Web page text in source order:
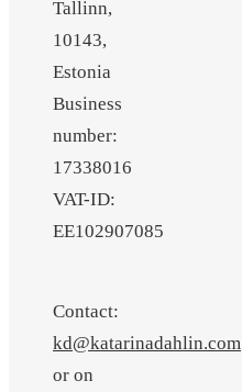
Tallinn,
10143,
Estonia
Business
number:
17338016
VAT-ID:
EE102907085
Contact:
kd@katarinadahlin.com
or on